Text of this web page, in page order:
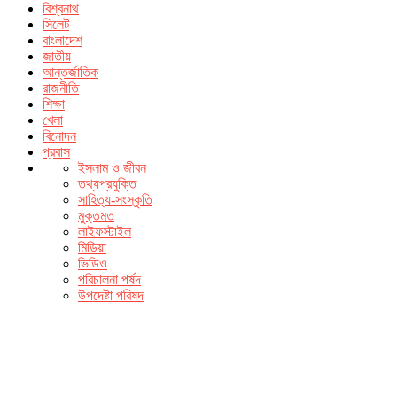
বিশ্বনাথ
সিলেট
বাংলাদেশ
জাতীয়
আন্তর্জাতিক
রাজনীতি
শিক্ষা
খেলা
বিনোদন
প্রবাস
ইসলাম ও জীবন
তথ্যপ্রযুক্তি
সাহিত্য-সংস্কৃতি
মুক্তমত
লাইফস্টাইল
মিডিয়া
ভিডিও
পরিচালনা পর্ষদ
উপদেষ্টা পরিষদ